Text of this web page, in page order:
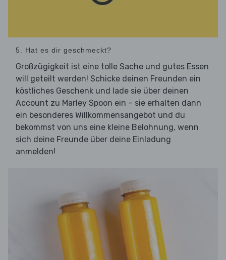
5. Hat es dir geschmeckt?
Großzügigkeit ist eine tolle Sache und gutes Essen
will geteilt werden! Schicke deinen Freunden ein
köstliches Geschenk und lade sie über deinen
Account zu Marley Spoon ein – sie erhalten dann
ein besonderes Willkommensangebot und du
bekommst von uns eine kleine Belohnung, wenn
sich deine Freunde über deine Einladung
anmelden!